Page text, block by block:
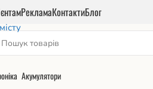
РекламаКонтактиБлог
Акумулятори